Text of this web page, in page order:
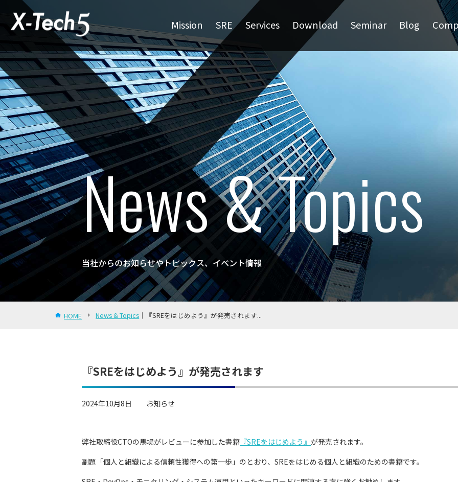
Mission SRE Services Download Seminar Blog
News & Topics
当社からのお知らせやトピックス、イベント情報
HOME News & Topics ｜『SREをはじめよう』が発売されます...
『SREをはじめよう』が発売されます
2024年10月8日 お知らせ
弊社取締役CTOの馬場がレビューに参加した書籍 『SREをはじめよう』 が発売されます。
副題「個人と組織による信頼性獲得への第一歩」のとおり、SREをはじめる個人と組織のための書籍です。